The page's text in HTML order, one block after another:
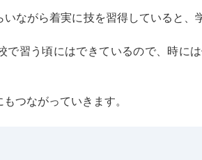
ながら着実に技を習得していると
で習う頃にはできているので、時に
つながっていきます。